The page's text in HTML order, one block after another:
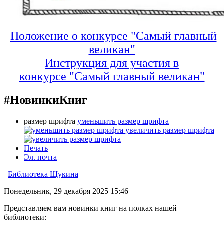
Положение о конкурсе "Самый главный
великан"
Инструкция для участия в
конкурсе "Самый главный великан"
#НовинкиКниг
размер шрифта уменьшить размер шрифта
увеличить размер шрифта
Печать
Эл. почта
Библиотека Щукина
Понедельник, 29 декабря 2025 15:46
Представляем вам новинки книг на полках нашей
библиотеки: